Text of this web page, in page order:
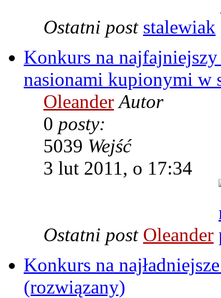
Ostatni post stalewiak
Konkurs na
nasionami kupionymi w
Oleander Autor
0 posty:
5039 Wejść
3 lut 2011, o 17:34
Ostatni post Oleander
Konkurs na
(rozwiązany)